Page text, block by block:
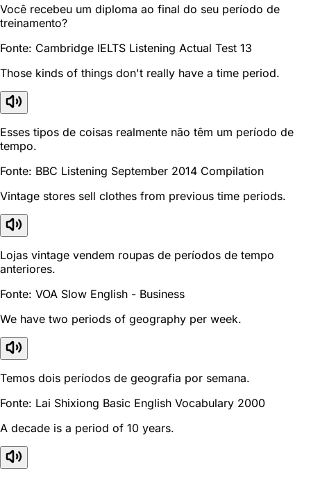
Você recebeu um diploma ao final do seu período de
treinamento?
Fonte: Cambridge IELTS Listening Actual Test 13
Those kinds of things don't really have a time period.
Esses tipos de coisas realmente não têm um período de
tempo.
Fonte: BBC Listening September 2014 Compilation
Vintage stores sell clothes from previous time periods.
Lojas vintage vendem roupas de períodos de tempo
anteriores.
Fonte: VOA Slow English - Business
We have two periods of geography per week.
Temos dois períodos de geografia por semana.
Fonte: Lai Shixiong Basic English Vocabulary 2000
A decade is a period of 10 years.